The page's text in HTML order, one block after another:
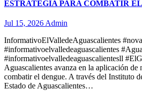
ESTRATEGIA PARA COMBATIR
Jul 15, 2026 Admin
InformativoElValledeAguascalientes
#informativoelvalledeaguascalientes
#informativoelvalledeaguascalientesll
Aguascalientes avanza en la aplicación de
combatir el dengue. A través del Instituto
Estado de Aguascalientes…